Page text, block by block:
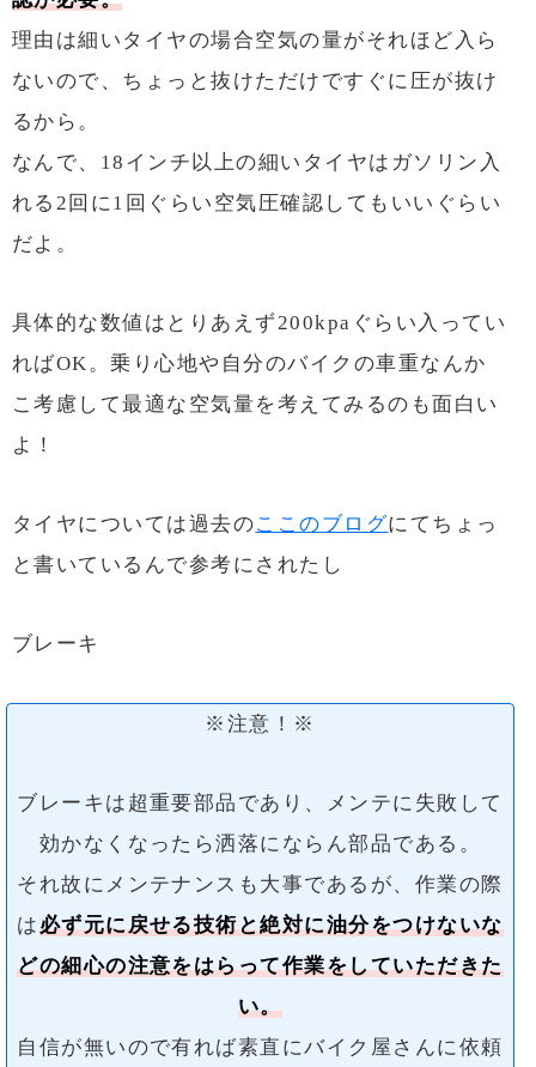
理由は細いタイヤの場合空気の量がそれほど入ら
ないので、ちょっと抜けただけですぐに圧が抜け
るから。
なんで、18インチ以上の細いタイヤはガソリン入
れる2回に1回ぐらい空気圧確認してもいいぐらい
だよ。
具体的な数値はとりあえず200kpaぐらい入ってい
ればOK。乗り心地や自分のバイクの車重なんか
こ考慮して最適な空気量を考えてみるのも面白い
よ！
タイヤについては過去のここのブログにてちょっ
と書いているんで参考にされたし
ブレーキ
※注意！※
ブレーキは超重要部品であり、メンテに失敗して
効かなくなったら洒落にならん部品である。
それ故にメンテナンスも大事であるが、作業の際
は必ず元に戻せる技術と絶対に油分をつけないな
どの細心の注意をはらって作業をしていただきた
い。
自信が無いので有れば素直にバイク屋さんに依頼